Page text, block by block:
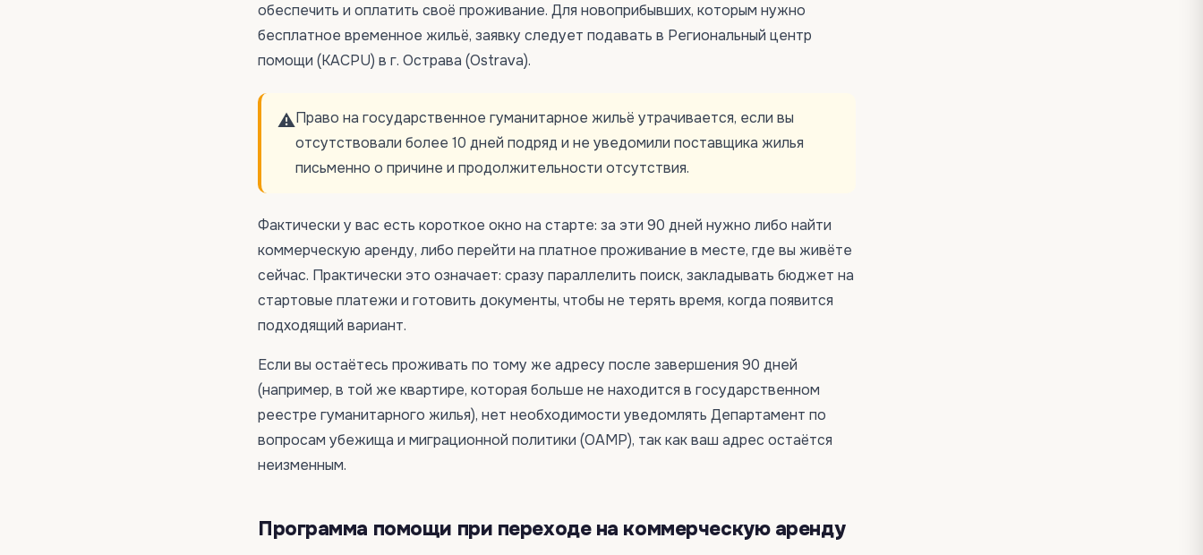
обеспечить и оплатить своё проживание. Для новоприбывших, которым нужно
бесплатное временное жильё, заявку следует подавать в Региональный центр
помощи (KACPU) в г. Острава (Ostrava).
⚠️Право на государственное гуманитарное жильё утрачивается, если вы
отсутствовали более 10 дней подряд и не уведомили поставщика жилья
письменно о причине и продолжительности отсутствия.
Фактически у вас есть короткое окно на старте: за эти 90 дней нужно либо найти
коммерческую аренду, либо перейти на платное проживание в месте, где вы живёте
сейчас. Практически это означает: сразу параллелить поиск, закладывать бюджет на
стартовые платежи и готовить документы, чтобы не терять время, когда появится
подходящий вариант.
Если вы остаётесь проживать по тому же адресу после завершения 90 дней
(например, в той же квартире, которая больше не находится в государственном
реестре гуманитарного жилья), нет необходимости уведомлять Департамент по
вопросам убежища и миграционной политики (OAMP), так как ваш адрес остаётся
неизменным.
Программа помощи при переходе на коммерческую аренду